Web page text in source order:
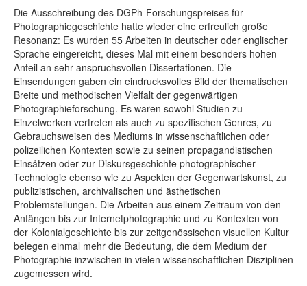
Die Ausschreibung des DGPh-Forschungspreises für
Photographiegeschichte hatte wieder eine erfreulich große
Resonanz: Es wurden 55 Arbeiten in deutscher oder englischer
Sprache eingereicht, dieses Mal mit einem besonders hohen
Anteil an sehr anspruchsvollen Dissertationen. Die
Einsendungen gaben ein eindrucksvolles Bild der thematischen
Breite und methodischen Vielfalt der gegenwärtigen
Photographieforschung. Es waren sowohl Studien zu
Einzelwerken vertreten als auch zu spezifischen Genres, zu
Gebrauchsweisen des Mediums in wissenschaftlichen oder
polizeilichen Kontexten sowie zu seinen propagandistischen
Einsätzen oder zur Diskursgeschichte photographischer
Technologie ebenso wie zu Aspekten der Gegenwartskunst, zu
publizistischen, archivalischen und ästhetischen
Problemstellungen. Die Arbeiten aus einem Zeitraum von den
Anfängen bis zur Internetphotographie und zu Kontexten von
der Kolonialgeschichte bis zur zeitgenössischen visuellen Kultur
belegen einmal mehr die Bedeutung, die dem Medium der
Photographie inzwischen in vielen wissenschaftlichen Disziplinen
zugemessen wird.